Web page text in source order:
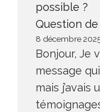
possible ?
Question
8 décembre
Bonjour, Je
message
mais j’avais